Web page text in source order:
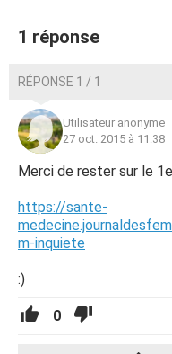
1 réponse
RÉPONSE 1 / 1
Utilisateur anonyme
27 oct. 2015 à 11:38
Merci de rester sur le
https://sante-
m-inquiete
:)
0